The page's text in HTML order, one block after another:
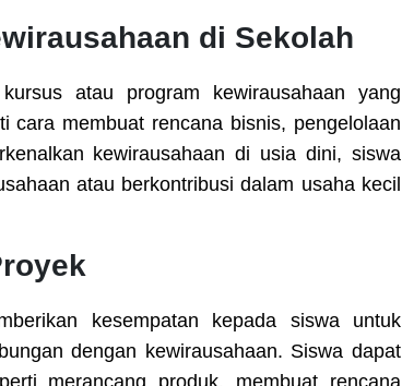
di Sekolah
atau program kewirausahaan yang
cara membuat rencana bisnis, pengelolaan
kewirausahaan di usia dini, siswa
atau berkontribusi dalam usaha kecil
kesempatan kepada siswa untuk
dengan kewirausahaan. Siswa dapat
merancang produk, membuat rencana